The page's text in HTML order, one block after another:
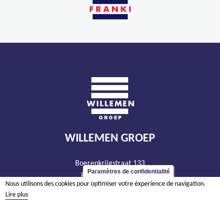
WILLEMEN GROEP
Boerenkrijgstraat 133
BE - 2800 Malines
tél +32 15 569 965
Paramètres de confidentialité
Nous utilisons des cookies pour optimiser votre éxperience de navigation.
Lire plus